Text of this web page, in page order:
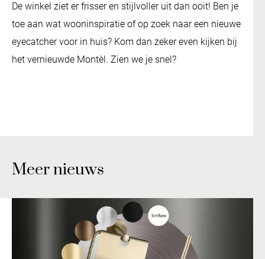
De winkel ziet er frisser en stijlvoller uit dan ooit! Ben je
toe aan wat wooninspiratie of op zoek naar een nieuwe
eyecatcher voor in huis? Kom dan zeker even kijken bij
het vernieuwde Montèl. Zien we je snel?
Meer nieuws